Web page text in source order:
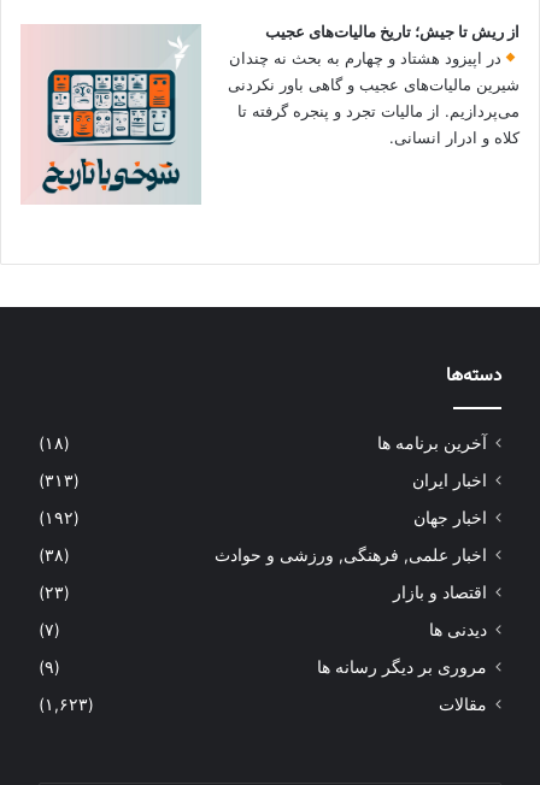
از ریش تا جیش؛ تاریخ مالیات‌های عجیب
در اپیزود هشتاد و چهارم به بحث نه چندان
شیرین مالیات‌های عجیب و گاهی باور نکردنی‌
می‌پردازیم. از مالیات تجرد و پنجره گرفته تا
کلاه و ادرار انسانی.
دسته‌ها
آخرین برنامه ها
(۱۸)
اخبار ایران
(۳۱۳)
اخبار جهان
(۱۹۲)
اخبار علمی, فرهنگی, ورزشی و حوادث
(۳۸)
اقتصاد و بازار
(۲۳)
دیدنی ها
(۷)
مروری بر دیگر رسانه ها
(۹)
مقالات
(۱,۶۲۳)